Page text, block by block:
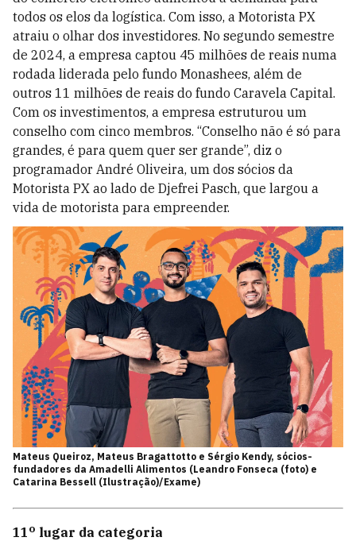
todos os elos da logística. Com isso, a Motorista PX
atraiu o olhar dos investidores. No segundo semestre
de 2024, a empresa captou 45 milhões de reais numa
rodada liderada pelo fundo Monashees, além de
outros 11 milhões de reais do fundo Caravela Capital.
Com os investimentos, a empresa estruturou um
conselho com cinco membros. “Conselho não é só para
grandes, é para quem quer ser grande”, diz o
programador André Oliveira, um dos sócios da
Motorista PX ao lado de Djefrei Pasch, que largou a
vida de motorista para empreender.
Mateus Queiroz, Mateus Bragattotto e Sérgio Kendy, sócios-
fundadores da Amadelli Alimentos (Leandro Fonseca (foto) e
Catarina Bessell (Ilustração)/Exame)
11o lugar da categoria